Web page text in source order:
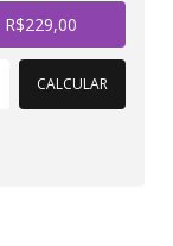
R$229,00
CALCULAR